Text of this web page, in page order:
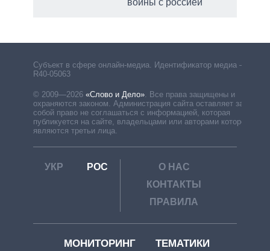
войны с россией
Субъект в сфере онлайн-медиа. Идентификатор медиа –
R40-05063
© 2009—2026 «Слово и Дело». Все права защищены и
охраняются законом. Администрация сайта оставляет за
собой право не соглашаться с информацией, которая
публикуется на сайте, владельцами или авторами которой
являются третьи лица.
УКР РОС
О НАС
КОНТАКТЫ
ПРАВИЛА
МОНИТОРИНГ ТЕМАТИКИ